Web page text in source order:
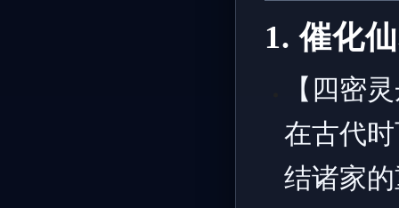
1. 催化
【四密
在古代
结诸家